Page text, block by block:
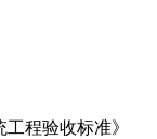
程验收标准》